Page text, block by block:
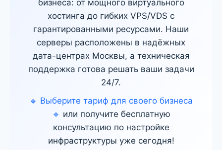
бизнеса: от мощного виртуального
хостинга до гибких VPS/VDS с
гарантированными ресурсами. Наши
серверы расположены в надёжных
дата-центрах Москвы, а техническая
поддержка готова решать ваши задачи
24/7.
🔹 Выберите тариф для своего бизнеса
🔹 или получите бесплатную
консультацию по настройке
инфраструктуры уже сегодня!